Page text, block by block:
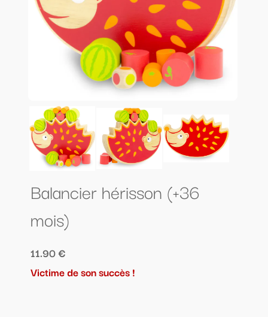
Balancier hérisson (+36
mois)
11.90 €
Victime de son succès !